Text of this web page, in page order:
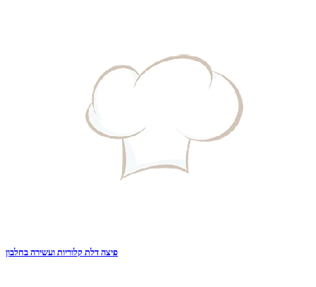
פיצה דלת קלוריות ועשירה בחלבון